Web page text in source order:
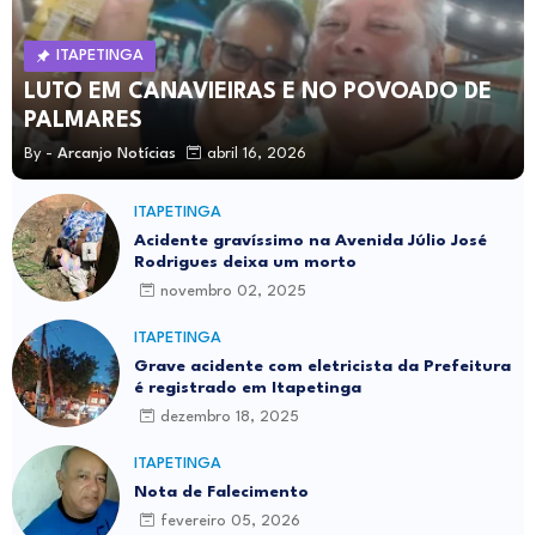
ITAPETINGA
LUTO EM CANAVIEIRAS E NO POVOADO DE
PALMARES
By - Arcanjo Notícias abril 16, 2026
ITAPETINGA
Acidente gravíssimo na Avenida Júlio José
Rodrigues deixa um morto
novembro 02, 2025
ITAPETINGA
Grave acidente com eletricista da Prefeitura
é registrado em Itapetinga
dezembro 18, 2025
ITAPETINGA
Nota de Falecimento
fevereiro 05, 2026